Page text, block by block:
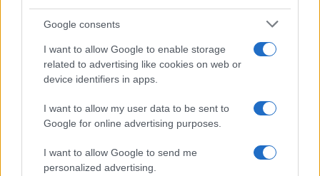
Google consents
I want to allow Google to enable storage
related to advertising like cookies on web or
device identifiers in apps.
I want to allow my user data to be sent to
Google for online advertising purposes.
I want to allow Google to send me
personalized advertising.
Izraeli nagykövet: Izrael néha az
Magyarországon